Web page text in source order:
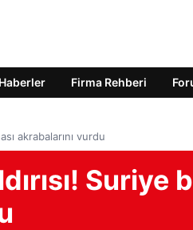
Firma Rehberi
akrabalarını vurdu
Suriye